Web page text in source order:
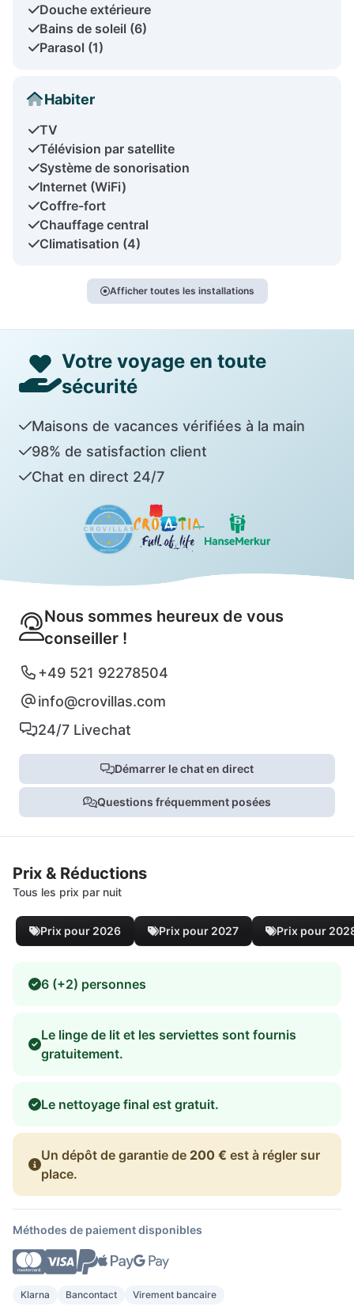
Douche extérieure
Bains de soleil (6)
Parasol (1)
Habiter
TV
Télévision par satellite
Système de sonorisation
Internet (WiFi)
Coffre-fort
Chauffage central
Climatisation (4)
Afficher toutes les installations
Votre voyage en toute
sécurité
Maisons de vacances vérifiées à la main
98% de satisfaction client
Chat en direct 24/7
Nous sommes heureux de vous
conseiller !
+49 521 92278504
info@crovillas.com
24/7 Livechat
Démarrer le chat en direct
Questions fréquemment posées
Prix & Réductions
Tous les prix par nuit
Prix pour 2026 Prix pour 2027 Prix pour
6 (+2) personnes
Le linge de lit et les serviettes sont fournis
gratuitement.
Le nettoyage final est gratuit.
Un dépôt de garantie de 200 € est à régler sur
place.
Méthodes de paiement disponibles
Klarna Bancontact Virement bancaire